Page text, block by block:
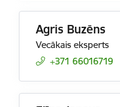
Agris Buzēns
Vecākais eksperts
+371 66016719